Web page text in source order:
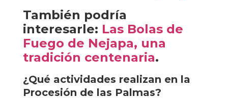
También podría
interesarle: Las Bolas de
Fuego de Nejapa, una
tradición centenaria.
¿Qué actividades realizan en la
Procesión de las Palmas?